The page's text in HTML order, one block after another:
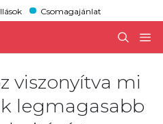
Csomagajánlat
viszonyítva mi
legmagasabb